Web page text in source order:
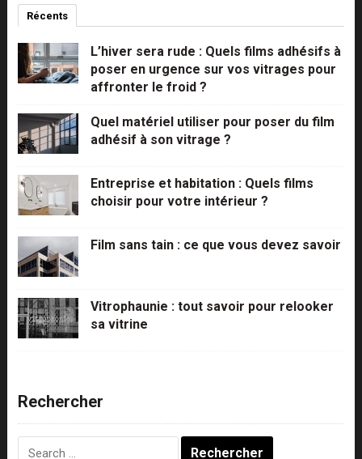
Récents
L’hiver sera rude : Quels films adhésifs à
poser en urgence sur vos vitrages pour
affronter le froid ?
Quel matériel utiliser pour poser du film
adhésif à son vitrage ?
Entreprise et habitation : Quels films
choisir pour votre intérieur ?
Film sans tain : ce que vous devez savoir
Vitrophaunie : tout savoir pour relooker
sa vitrine
Rechercher